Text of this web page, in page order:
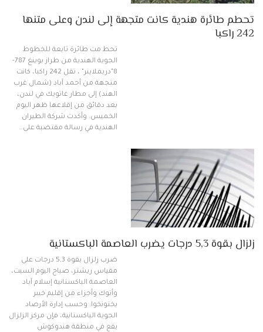
تحطم طائرة هندية كانت متجهة إلى لندن وعلى متنها
242 راكبا
تحط مت طائرة تابعة للخطوط
الجوية الهندية من طراز بوينغ 787-
8"دريملاينر" ، تقل 242 راكبا، كانت
متجهة من أحمد آباد (شمال غرب
الهند) إلى مطار غاتويك في لندن،
بعد دقائق من إقلاعها ظهر اليوم
الخميس. وأكدت شركة الطيران
الهندية في رسالة مقتضبة على…
زلزال بقوة 5,3 درجات يضرب العاصمة الباكستانية
ضرب زلزال بقوة 5,3 درجات على
مقياس ريشتر، صباح اليوم السبت،
العاصمة الباكستانية إسلام آباد
وأتوك وأجزاء من إقليم خيبر
بختونخوا. وحسب إدارة الأرصاد
الجوية الباكستانية، فإن مركز الزلزال
يقع في منطقة هندوكوش